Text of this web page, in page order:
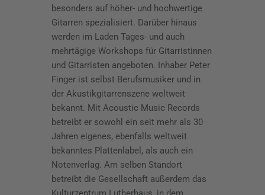
EVENTS.
UNSERE ARBEIT.
KONTAKT.
SUCHE
besonders auf höher- und hochwertige
Gitarren spezialisiert. Darüber hinaus
werden im Laden Tages- und auch
mehrtägige Workshops für Gitarristinnen
und Gitarristen angeboten. Inhaber Peter
Finger ist selbst Berufsmusiker und in
der Akustikgitarrenszene weltweit
bekannt. Mit Acoustic Music Records
betreibt er sowohl ein seit mehr als 30
Jahren eigenes, ebenfalls weltweit
bekanntes Plattenlabel, als auch ein
Notenverlag. Am selben Standort
betreibt die Gesellschaft außerdem das